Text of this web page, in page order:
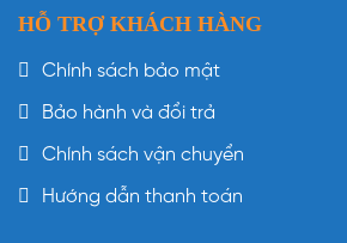
HỖ TRỢ KHÁCH HÀNG
Chính sách bảo mật
Bảo hành và đổi trả
Chính sách vận chuyển
Hướng dẫn thanh toán